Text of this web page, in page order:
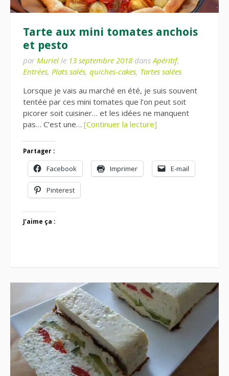
Tarte aux mini tomates anchois
et pesto
par Muriel le 13 septembre 2018 dans Apéritif,
Entrées, Plats salés, quiches-cakes, Tartes salées
Lorsque je vais au marché en été, je suis souvent
tentée par ces mini tomates que l’on peut soit
picorer soit cuisiner… et les idées ne manquent
pas… C’est une… [Continuer la lecture]
Partager :
Facebook Imprimer E-mail
Pinterest
J’aime ça :